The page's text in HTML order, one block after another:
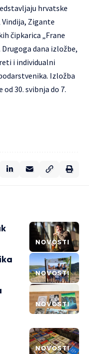
hrvatske
Zigante
čipkarica „Frane
Drugoga dana izložbe,
i individualni
Izložba
30. svibnja do 7.
NOVOSTI
NOVOSTI
NOVOSTI
NOVOSTI